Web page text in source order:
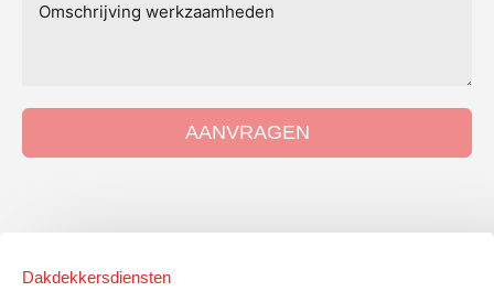
AANVRAGEN
Dakdekkersdiensten